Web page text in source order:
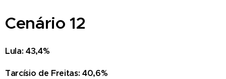
Cenário 12
Lula: 43,4%
Tarcísio de Freitas: 40,6%